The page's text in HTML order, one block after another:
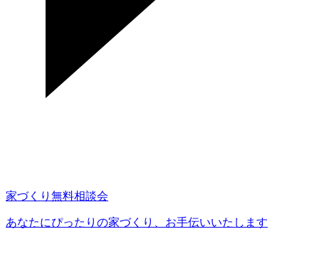
家づくり無料相談会
あなたにぴったりの家づくり、 お手伝いいたします